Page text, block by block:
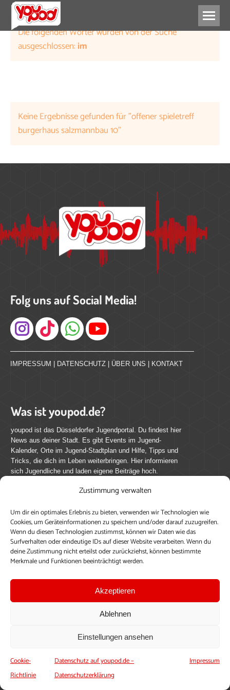
Zustimmung verwalten
Um dir ein optimales Erlebnis zu bieten, verwenden wir Technologien wie
Cookies, um Geräteinformationen zu speichern und/oder darauf zuzugreifen.
Wenn du diesen Technologien zustimmst, können wir Daten wie das
Surfverhalten oder eindeutige IDs auf dieser Website verarbeiten. Wenn du
deine Zustimmung nicht erteilst oder zurückziehst, können bestimmte
Merkmale und Funktionen beeinträchtigt werden.
Akzeptieren
Ablehnen
Einstellungen ansehen
Cookie-
Richtlinie
Datenschutz auf youpod.de –
Datenschutzerklärung
Impressum
Die folgenden Wörter wurden von der Suche
ausgeschlossen:im
Keine Ergebnisse gefunden für "offener spieletreff
burgerhaus salzmannbau 10"
Folg uns auf Social Media!
Instagram
IMPRESSUM | DATENSCHUTZ | ÜBER UNS | KONTAKT
Was ist youpod.de?
youpod ist das Düsseldorfer Jugendportal. Du findest hier
News aus deiner Stadt. Es gibt Events im Jugend-
Kalender, Orte im Jugend-Stadtplan und Hilfe, Tipps und
Tricks, die dich im Leben weiterbringen. Hier informieren
sich Jugendliche und laden eigene Beiträge hoch.
youpod.de lebt von Menschen wie dir. Sammel
journalistische Erfahrung, teile deine Perspektive und
veröffentliche deine Beiträge auf youpod.de.Du musst
dich anmelden, um alle Funktionen nutzen zu können, ein
Profil anzulegen, eigene Beiträge hochzuladen und zu
Einloggen